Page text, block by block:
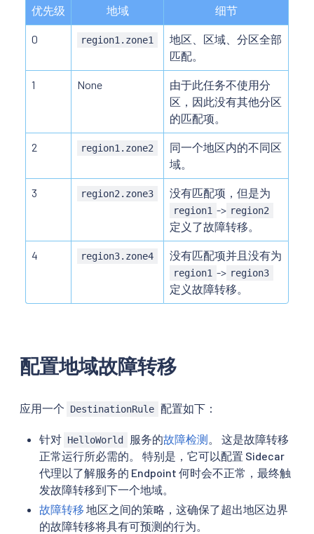
优先级 地域 细节
0 region1.zone1
地区、区域、分区全部
匹配。
1 None
由于此任务不使用分
区，因此没有其他分区
的匹配项。
2 region1.zone2
同一个地区内的不同区
域。
3 region2.zone3 没有匹配项，但是为
region1 -> region2
定义了故障转移。
4 region3.zone4 没有匹配项并且没有为
region1 -> region3
定义故障转移。
配置地域故障转移
应用一个 DestinationRule 配置如下：
针对 HelloWorld 服务的故障检测。 这是故障转移
正常运行所必需的。 特别是，它可以配置 Sidecar
代理以了解服务的 Endpoint 何时会不正常，最终触
发故障转移到下一个地域。
故障转移 地区之间的策略，这确保了超出地区边界
的故障转移将具有可预测的行为。